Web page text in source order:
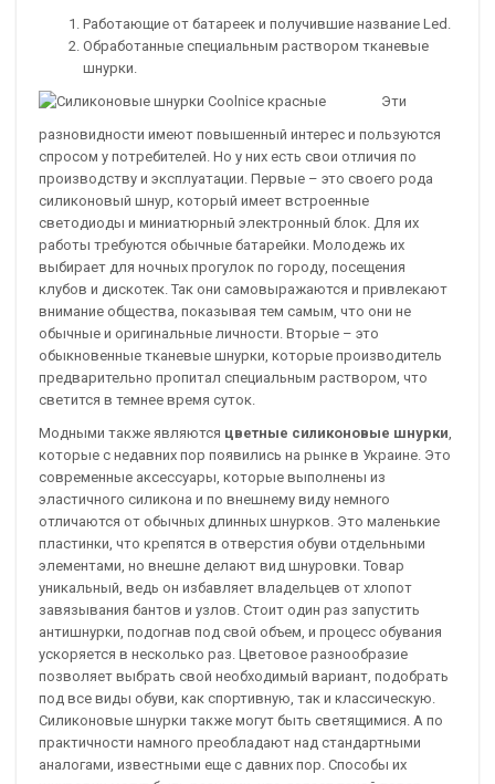
Работающие от батареек и получившие название Led.
Обработанные специальным раствором тканевые
шнурки.
Эти
разновидности имеют повышенный интерес и пользуются
спросом у потребителей. Но у них есть свои отличия по
производству и эксплуатации. Первые – это своего рода
силиконовый шнур, который имеет встроенные
светодиоды и миниатюрный электронный блок. Для их
работы требуются обычные батарейки. Молодежь их
выбирает для ночных прогулок по городу, посещения
клубов и дискотек. Так они самовыражаются и привлекают
внимание общества, показывая тем самым, что они не
обычные и оригинальные личности. Вторые – это
обыкновенные тканевые шнурки, которые производитель
предварительно пропитал специальным раствором, что
светится в темнее время суток.
Модными также являются цветные силиконовые шнурки,
которые с недавних пор появились на рынке в Украине. Это
современные аксессуары, которые выполнены из
эластичного силикона и по внешнему виду немного
отличаются от обычных длинных шнурков. Это маленькие
пластинки, что крепятся в отверстия обуви отдельными
элементами, но внешне делают вид шнуровки. Товар
уникальный, ведь он избавляет владельцев от хлопот
завязывания бантов и узлов. Стоит один раз запустить
антишнурки, подогнав под свой объем, и процесс обувания
ускоряется в несколько раз. Цветовое разнообразие
позволяет выбрать свой необходимый вариант, подобрать
под все виды обуви, как спортивную, так и классическую.
Силиконовые шнурки также могут быть светящимися. А по
практичности намного преобладают над стандартными
аналогами, известными еще с давних пор. Способы их